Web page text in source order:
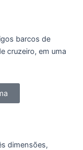
barcos de
cruzeiro, em uma
dimensões,